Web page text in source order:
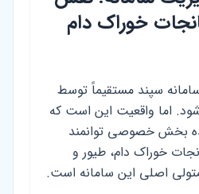
خوراک دام
سپند مستقیماً توسط
اما واقعیت این است که
بخش خصوصی توانمند
خوراک دام، طیور و
اصلی این سامانه است.